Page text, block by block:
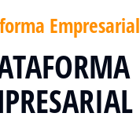
Empresarial